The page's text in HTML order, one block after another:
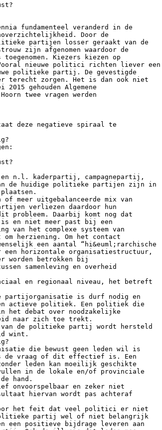
fundamenteel veranderd in de
Door de
partijen losser geraakt van de
zijn afgenomen waardoor de
Kiezers kiezen op
nieuwe politici richten liever een
politieke partij. De gevestigde
terecht zorgen. Het is dan ook niet
gehouden Algemene
twee vragen werden
deze negatieve spiraal te
n.l. kaderpartij, campagnepartij,
de huidige politieke partijen zijn in
meer uitgebalanceerde mix van
verliezen daardoor hun
probleem. Daarbij komt nog dat
is en niet meer past bij een
van het complexe systeem van
herziening. Om het contact
een aantal “hi&euml;rarchische
horizontale organisatiestructuur,
worden betrokken bij
samenleving en overheid
en regionaal niveau, het betreft
partijorganisatie is durf nodig en
actieve politiek. Een politiek die
het debat over noodzakelijke
naar zich toe trekt.
de politieke partij wordt hersteld
wint.
die bewust geen leden wil is
de vraag of dit effectief is. Een
leden kan moeilijk geschikte
in de lokale en/of provinciale
hand.
onvoorspelbaar en zeker niet
hiervan wordt pas achteraf
het feit dat veel politici er niet
partij wel of niet belangrijk
een positieve bijdrage leveren aan